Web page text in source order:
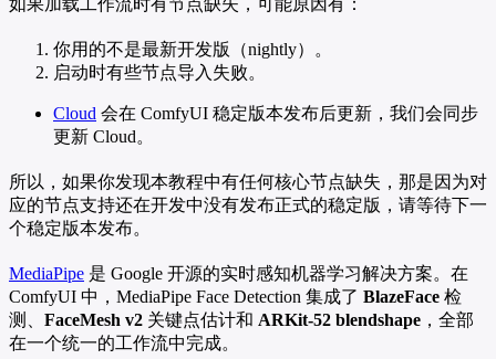
如果加载工作流时有节点缺失，可能原因有：
你用的不是最新开发版（nightly）。
启动时有些节点导入失败。
Cloud 会在 ComfyUI 稳定版本发布后更新，我们会同步
更新 Cloud。
所以，如果你发现本教程中有任何核心节点缺失，那是因为对
应的节点支持还在开发中没有发布正式的稳定版，请等待下一
个稳定版本发布。
MediaPipe 是 Google 开源的实时感知机器学习解决方案。在
ComfyUI 中，MediaPipe Face Detection 集成了 BlazeFace 检
测、 FaceMesh v2 关键点估计和 ARKit-52 blendshape ，全部
在一个统一的工作流中完成。